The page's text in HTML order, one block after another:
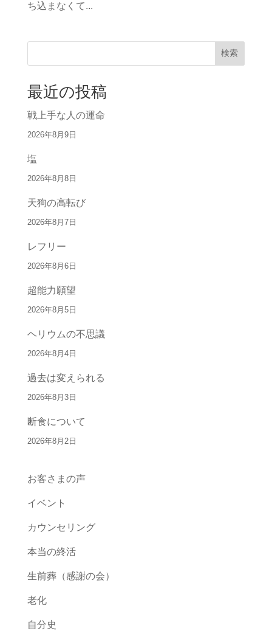
ち込まなくて...
検索
最近の投稿
戦上手な人の運命
2026年8月9日
塩
2026年8月8日
天狗の高転び
2026年8月7日
レフリー
2026年8月6日
超能力願望
2026年8月5日
ヘリウムの不思議
2026年8月4日
過去は変えられる
2026年8月3日
断食について
2026年8月2日
お客さまの声
イベント
カウンセリング
本当の終活
生前葬（感謝の会）
老化
自分史